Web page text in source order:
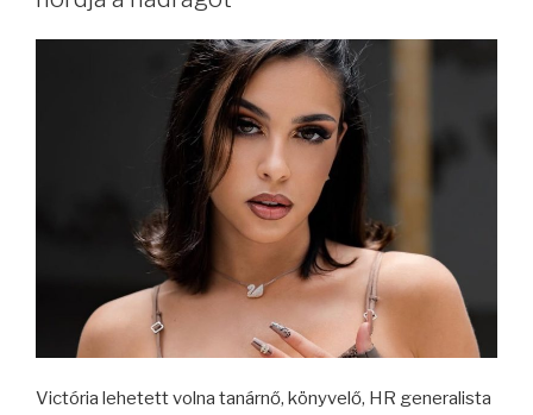
Victória lehetett volna tanárnő, könyvelő, HR generalista